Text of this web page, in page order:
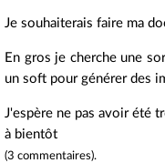
Je souhaiterais faire ma
En gros je cherche une
un soft pour générer des
J'espère ne pas avoir été
à bientôt
(3 commentaires).